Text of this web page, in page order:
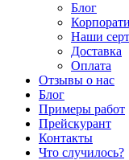
Блог
Наши
Доставка
Оплата
Отзывы о нас
Блог
Примеры работ
Прейскурант
Контакты
Что случилось?